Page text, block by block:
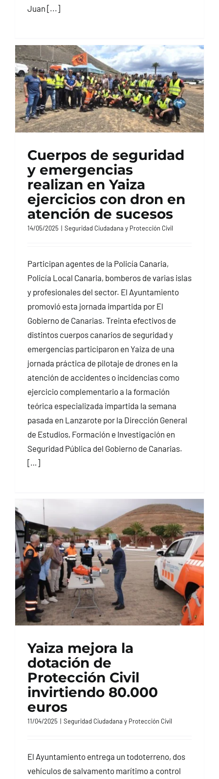
Juan [...]
Cuerpos de seguridad
y emergencias
realizan en Yaiza
ejercicios con dron en
atención de sucesos
14/05/2025 | Seguridad Ciudadana y Protección Civil
Participan agentes de la Policía Canaria,
Policía Local Canaria, bomberos de varias islas
y profesionales del sector. El Ayuntamiento
promovió esta jornada impartida por El
Gobierno de Canarias. Treinta efectivos de
distintos cuerpos canarios de seguridad y
emergencias participaron en Yaiza de una
jornada práctica de pilotaje de drones en la
atención de accidentes o incidencias como
ejercicio complementario a la formación
teórica especializada impartida la semana
pasada en Lanzarote por la Dirección General
de Estudios, Formación e Investigación en
Seguridad Pública del Gobierno de Canarias.
[…]
Yaiza mejora la
dotación de
Protección Civil
invirtiendo 80.000
euros
11/04/2025 | Seguridad Ciudadana y Protección Civil
El Ayuntamiento entrega un todoterreno, dos
vehículos de salvamento marítimo a control